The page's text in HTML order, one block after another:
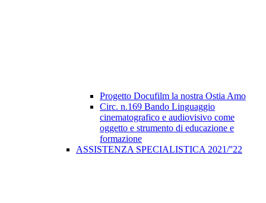
Progetto Docufilm la nostra Ostia Amo
Circ. n.169 Bando Linguaggio
cinematografico e audiovisivo come
oggetto e strumento di educazione e
formazione
ASSISTENZA SPECIALISTICA 2021/''22